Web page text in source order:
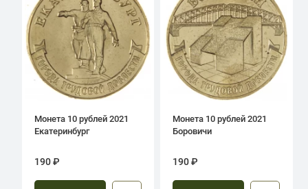
Монета 10 рублей 2021
Екатеринбург
190 ₽
Монета 10 рублей 2021
Боровичи
190 ₽